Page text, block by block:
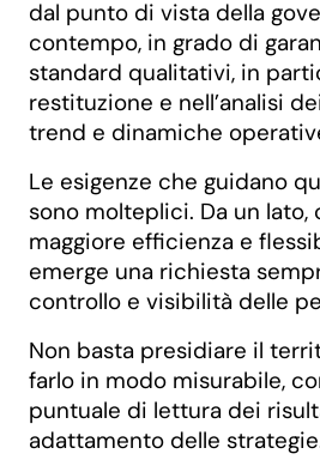
dal punto di vista della
contempo, in grado di
standard qualitativi, in
restituzione e nell’analisi
trend e dinamiche
Le esigenze che guidano
sono molteplici. Da un lato,
maggiore efficienza e
emerge una richiesta
controllo e visibilità delle
Non basta presidiare il
farlo in modo misurabile,
puntuale di lettura dei
adattamento delle